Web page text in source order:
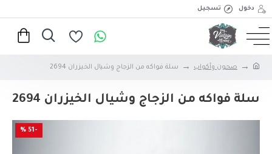
دخول تسجيل
صحون وأكواب سلة فواكه من الزجاج وشيال الخيزران 2694
سلة فواكه من الزجاج وشيال الخيزران 2694
-51 %